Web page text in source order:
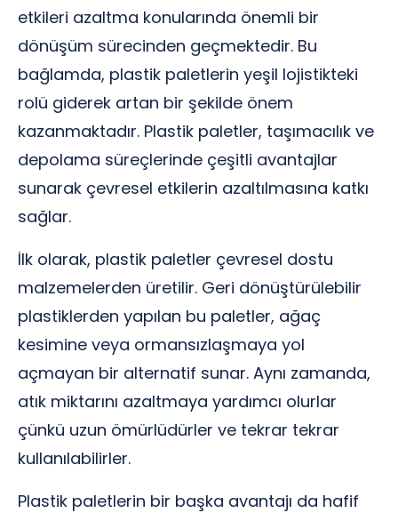
etkileri azaltma konularında önemli bir
dönüşüm sürecinden geçmektedir. Bu
bağlamda, plastik paletlerin yeşil lojistikteki
rolü giderek artan bir şekilde önem
kazanmaktadır. Plastik paletler, taşımacılık ve
depolama süreçlerinde çeşitli avantajlar
sunarak çevresel etkilerin azaltılmasına katkı
sağlar.
İlk olarak, plastik paletler çevresel dostu
malzemelerden üretilir. Geri dönüştürülebilir
plastiklerden yapılan bu paletler, ağaç
kesimine veya ormansızlaşmaya yol
açmayan bir alternatif sunar. Aynı zamanda,
atık miktarını azaltmaya yardımcı olurlar
çünkü uzun ömürlüdürler ve tekrar tekrar
kullanılabilirler.
Plastik paletlerin bir başka avantajı da hafif